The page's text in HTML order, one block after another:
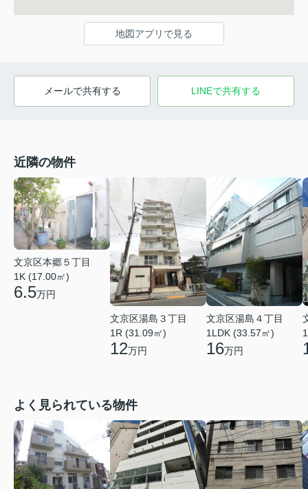
地図アプリで見る
メールで共有する LINEで共有する
近隣の物件
文京区本郷５丁目
1K (17.00㎡)
6.5万円
文京区湯島３丁目
1R (31.09㎡)
12万円
文京区湯島４丁目
1LDK (33.57㎡)
16万円
よく見られている物件